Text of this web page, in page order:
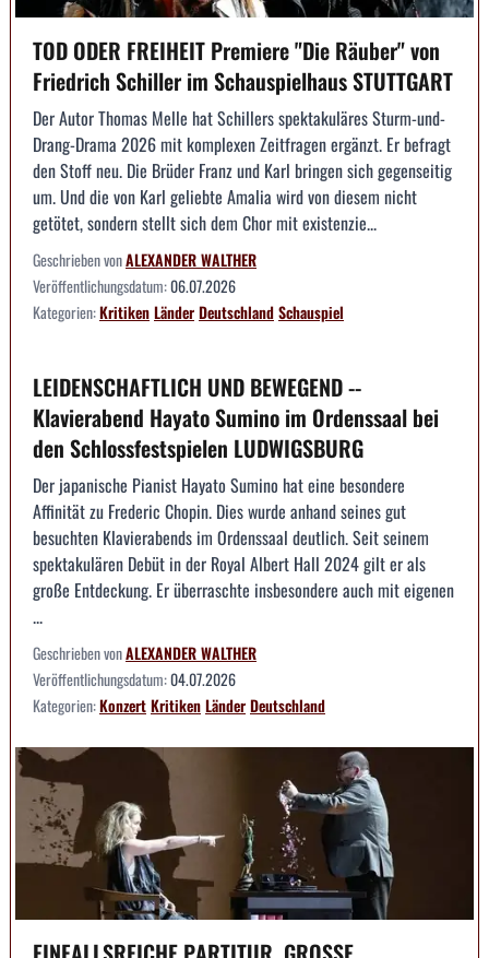
TOD ODER FREIHEIT Premiere "Die Räuber" von
Friedrich Schiller im Schauspielhaus STUTTGART
Der Autor Thomas Melle hat Schillers spektakuläres Sturm-und-
Drang-Drama 2026 mit komplexen Zeitfragen ergänzt. Er befragt
den Stoff neu. Die Brüder Franz und Karl bringen sich gegenseitig
um. Und die von Karl geliebte Amalia wird von diesem nicht
getötet, sondern stellt sich dem Chor mit existenzie...
Geschrieben vonALEXANDER WALTHER
Veröffentlichungsdatum:06.07.2026
Kategorien:KritikenLänderDeutschlandSchauspiel
LEIDENSCHAFTLICH UND BEWEGEND --
Klavierabend Hayato Sumino im Ordenssaal bei
den Schlossfestspielen LUDWIGSBURG
Der japanische Pianist Hayato Sumino hat eine besondere
Affinität zu Frederic Chopin. Dies wurde anhand seines gut
besuchten Klavierabends im Ordenssaal deutlich. Seit seinem
spektakulären Debüt in der Royal Albert Hall 2024 gilt er als
große Entdeckung. Er überraschte insbesondere auch mit eigenen
...
Geschrieben vonALEXANDER WALTHER
Veröffentlichungsdatum:04.07.2026
Kategorien:KonzertKritikenLänderDeutschland